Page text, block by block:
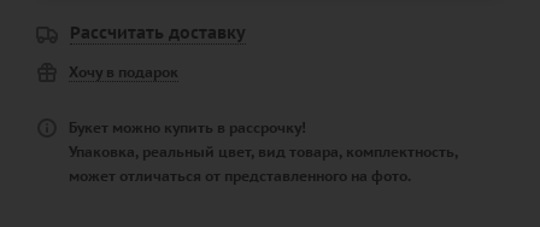
Рассчитать доставку
Хочу в подарок
Букет можно купить в рассрочку!
Упаковка, реальный цвет, вид товара, комплектность,
может отличаться от представленного на фото.